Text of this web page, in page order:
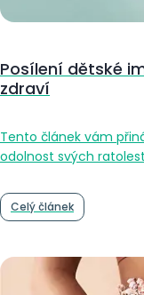
Posílení dětské
zdraví
Tento článek vám
odolnost svých
Celý článek